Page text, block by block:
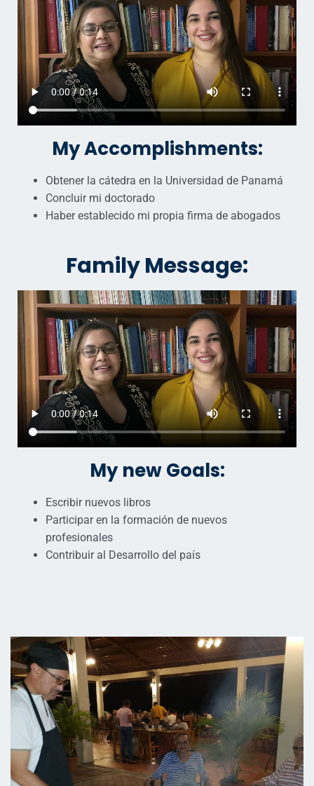
My Accomplishments:
Obtener la cátedra en la Universidad de Panamá
Concluir mi doctorado
Haber establecido mi propia firma de abogados
Family Message:
My new Goals:
Escribir nuevos libros
Participar en la formación de nuevos
profesionales
Contribuir al Desarrollo del país